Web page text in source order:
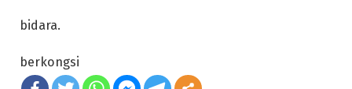
bidara.
berkongsi